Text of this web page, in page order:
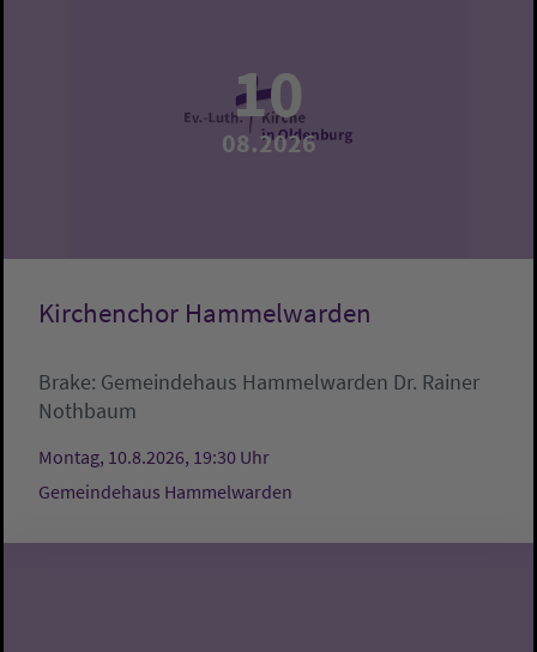
10
08.2026
Kirchenchor Hammelwarden
Brake: Gemeindehaus Hammelwarden Dr. Rainer
Nothbaum
Montag, 10.8.2026, 19:30 Uhr
Gemeindehaus Hammelwarden